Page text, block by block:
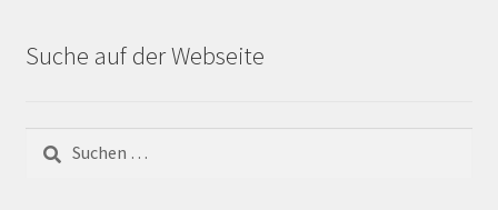
Suche auf der Webseite
nach: